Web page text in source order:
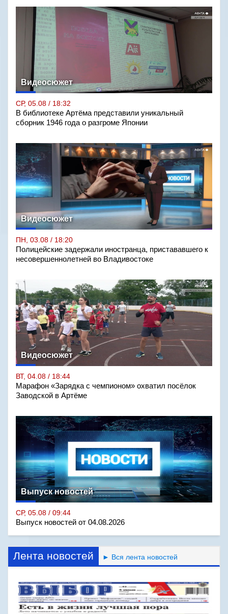
Видеосюжет
СР, 05.08 / 18:32
В библиотеке Артёма представили уникальный
сборник 1946 года о разгроме Японии
Видеосюжет
ПН, 03.08 / 18:20
Полицейские задержали иностранца, пристававшего к
несовершеннолетней во Владивостоке
Видеосюжет
ВТ, 04.08 / 18:44
Марафон «Зарядка с чемпионом» охватил посёлок
Заводской в Артёме
Выпуск новостей
СР, 05.08 / 09:44
Выпуск новостей от 04.08.2026
Лента новостей ► Вся лента новостей